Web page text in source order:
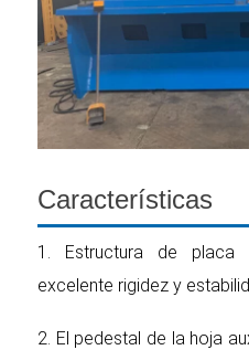
Características
1. Estructura de
excelente rigidez y
2. El pedestal de la hoja